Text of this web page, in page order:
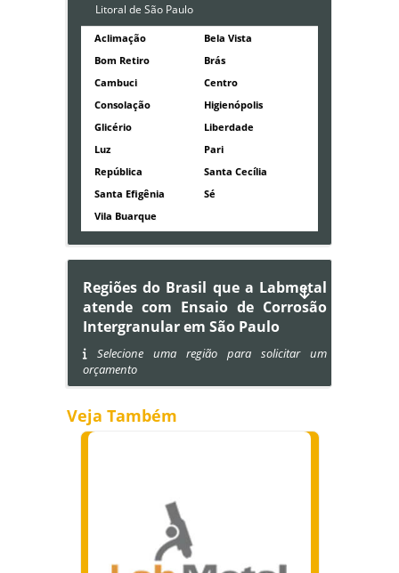
Litoral de São Paulo
Aclimação
Bela Vista
Bom Retiro
Brás
Cambuci
Centro
Consolação
Higienópolis
Glicério
Liberdade
Luz
Pari
República
Santa Cecília
Santa Efigênia
Sé
Vila Buarque
Regiões do Brasil que a Labmetal
atende com Ensaio de Corrosão
Intergranular em São Paulo
Selecione uma região para solicitar um
orçamento
Veja Também